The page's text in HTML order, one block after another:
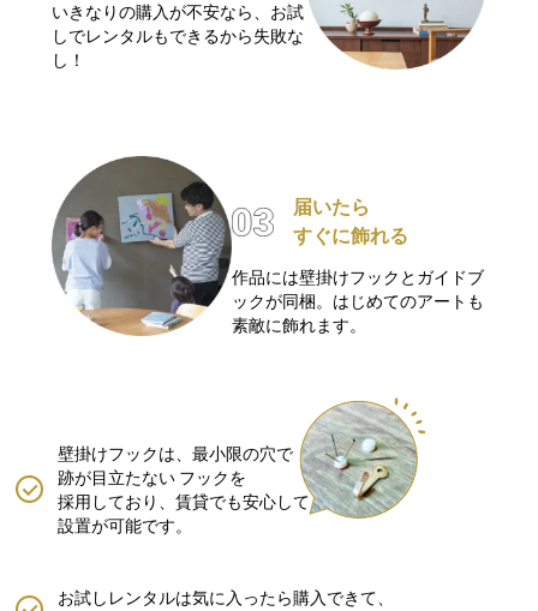
いきなりの購入が不安なら、お試
しでレンタルもできるから失敗な
し！
届いたら
すぐに飾れる
作品には壁掛けフックとガイドブ
ックが同梱。はじめてのアートも
素敵に飾れます。
壁掛けフックは、最小限の穴で
跡が目立たない フックを
採用しており、賃貸でも安心して
設置が可能です。
お試しレンタルは気に入ったら購入できて、